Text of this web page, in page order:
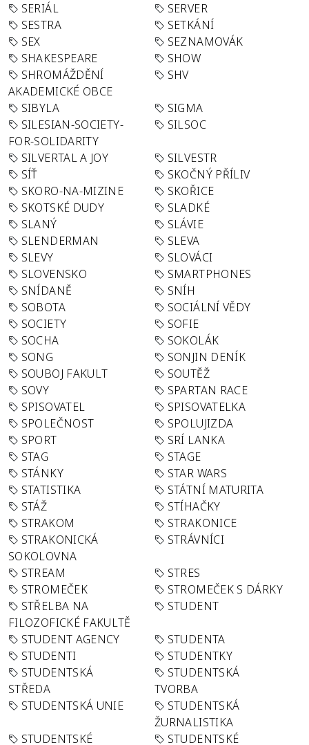
SERIÁL
SERVER
SESTRA
SETKÁNÍ
SEX
SEZNAMOVÁK
SHAKESPEARE
SHOW
SHROMÁŽDĚNÍ
AKADEMICKÉ OBCE
SHV
SIBYLA
SIGMA
SILESIAN-SOCIETY-
FOR-SOLIDARITY
SILSOC
SILVERTAL A JOY
SILVESTR
SÍŤ
SKOČNÝ PŘÍLIV
SKORO-NA-MIZINE
SKOŘICE
SKOTSKÉ DUDY
SLADKÉ
SLANÝ
SLÁVIE
SLENDERMAN
SLEVA
SLEVY
SLOVÁCI
SLOVENSKO
SMARTPHONES
SNÍDANĚ
SNÍH
SOBOTA
SOCIÁLNÍ VĚDY
SOCIETY
SOFIE
SOCHA
SOKOLÁK
SONG
SONJIN DENÍK
SOUBOJ FAKULT
SOUTĚŽ
SOVY
SPARTAN RACE
SPISOVATEL
SPISOVATELKA
SPOLEČNOST
SPOLUJIZDA
SPORT
SRÍ LANKA
STAG
STAGE
STÁNKY
STAR WARS
STATISTIKA
STÁTNÍ MATURITA
STÁŽ
STÍHAČKY
STRAKOM
STRAKONICE
STRAKONICKÁ
SOKOLOVNA
STRÁVNÍCI
STREAM
STRES
STROMEČEK
STROMEČEK S DÁRKY
STŘELBA NA
FILOZOFICKÉ FAKULTĚ
STUDENT
STUDENT AGENCY
STUDENTA
STUDENTI
STUDENTKY
STUDENTSKÁ
STŘEDA
STUDENTSKÁ
TVORBA
STUDENTSKÁ UNIE
STUDENTSKÁ
ŽURNALISTIKA
STUDENTSKÉ
STUDENTSKÉ